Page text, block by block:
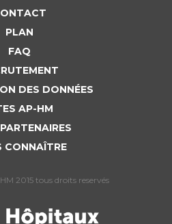
PLAN
FAQ
DES DONNÉES
AP-HM
CONNAÎTRE
2015 tous droits reservés